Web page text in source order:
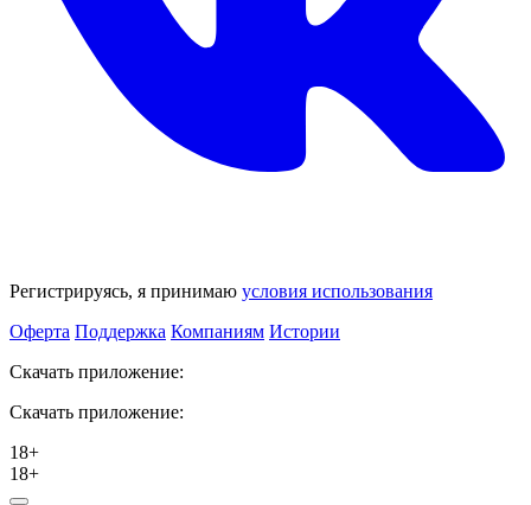
Регистрируясь, я принимаю условия использования
Оферта Поддержка Компаниям Истории
Скачать приложение:
Скачать приложение:
18+
18+